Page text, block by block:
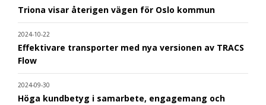
Triona visar återigen vägen för Oslo kommun
2024-10-22
Effektivare transporter med nya versionen av TRACS
Flow
2024-09-30
Höga kundbetyg i samarbete, engagemang och